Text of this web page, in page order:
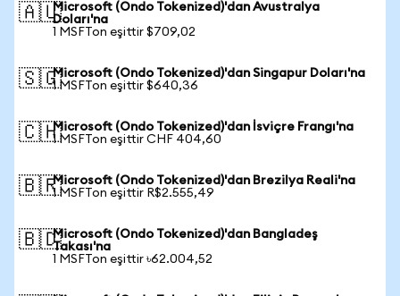
🇦🇺Microsoft (Ondo Tokenized)'dan Avustralya
Doları'na
1 MSFTon eşittir $709,02
🇸🇬Microsoft (Ondo Tokenized)'dan Singapur Doları'na
1 MSFTon eşittir $640,36
🇨🇭Microsoft (Ondo Tokenized)'dan İsviçre Frangı'na
1 MSFTon eşittir CHF 404,60
🇧🇷Microsoft (Ondo Tokenized)'dan Brezilya Reali'na
1 MSFTon eşittir R$2.555,49
🇧🇩Microsoft (Ondo Tokenized)'dan Bangladeş
Takası'na
1 MSFTon eşittir ৳62.004,52